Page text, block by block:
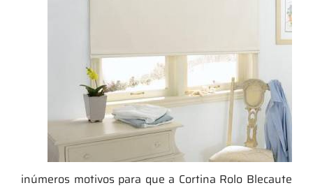
inúmeros motivos para que a Cortina Rolo Blecaute